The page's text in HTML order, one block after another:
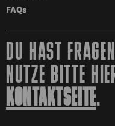
FAQs
DU HAST
NUTZE BITTE
KONTAKTSEITE.